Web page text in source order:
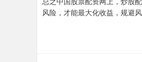
风险，才能最大化收益，规避风